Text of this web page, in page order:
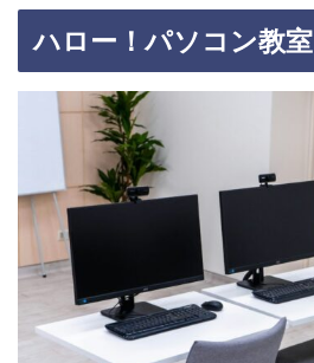
ハロー！パソコン教室